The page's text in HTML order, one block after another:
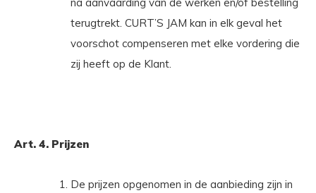
terugtrekt. CURT’S JAM kan in elk geval het
voorschot compenseren met elke vordering die
zij heeft op de Klant.
Art. 4. Prijzen
De prijzen opgenomen in de aanbieding zijn in